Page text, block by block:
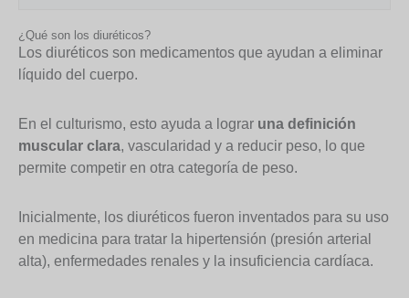
¿Qué son los diuréticos?
Los diuréticos son medicamentos que ayudan a eliminar
líquido del cuerpo.
En el culturismo, esto ayuda a lograr una definición
muscular clara, vascularidad y a reducir peso, lo que
permite competir en otra categoría de peso.
Inicialmente, los diuréticos fueron inventados para su uso
en medicina para tratar la hipertensión (presión arterial
alta), enfermedades renales y la insuficiencia cardíaca.